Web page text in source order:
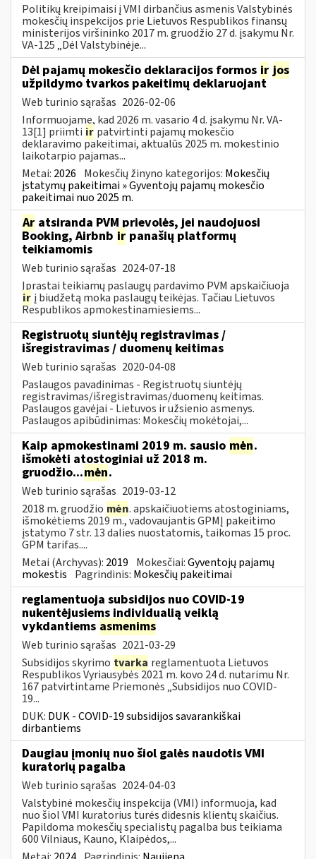
Politikų kreipimaisi į VMI dirbančius asmenis Valstybinės
mokesčių inspekcijos prie Lietuvos Respublikos finansų
ministerijos viršininko 2017 m. gruodžio 27 d. įsakymu Nr.
VA-125 „Dėl Valstybinėje...
Dėl pajamų mokesčio deklaracijos formos ir jos
užpildymo tvarkos pakeitimų deklaruojant
Web turinio sąrašas 2026-02-06
Informuojame, kad 2026 m. vasario 4 d. įsakymu Nr. VA-
13[1] priimti ir patvirtinti pajamų mokesčio
deklaravimo pakeitimai, aktualūs 2025 m. mokestinio
laikotarpio pajamas...
Metai: 2026 Mokesčių žinyno kategorijos: Mokesčių
įstatymų pakeitimai » Gyventojų pajamų mokesčio
pakeitimai nuo 2025 m.
Ar atsiranda PVM prievolės, jei naudojuosi
Booking, Airbnb ir panašių platformų
teikiamomis
Web turinio sąrašas 2024-07-18
Įprastai teikiamų paslaugų pardavimo PVM apskaičiuoja
ir į biudžetą moka paslaugų teikėjas. Tačiau Lietuvos
Respublikos apmokestinamiesiems...
Registruotų siuntėjų registravimas /
išregistravimas / duomenų keitimas
Web turinio sąrašas 2020-04-08
Paslaugos pavadinimas - Registruotų siuntėjų
registravimas/išregistravimas/duomenų keitimas.
Paslaugos gavėjai - Lietuvos ir užsienio asmenys.
Paslaugos apibūdinimas: Mokesčių mokėtojai,...
Kaip apmokestinami 2019 m. sausio mėn.
išmokėti atostoginiai už 2018 m.
gruodžio...mėn.
Web turinio sąrašas 2019-03-12
2018 m. gruodžio mėn. apskaičiuotiems atostoginiams,
išmokėtiems 2019 m., vadovaujantis GPMĮ pakeitimo
įstatymo 7 str. 13 dalies nuostatomis, taikomas 15 proc.
GPM tarifas....
Metai (Archyvas): 2019 Mokesčiai:Gyventojų pajamų
mokestis Pagrindinis: Mokesčių pakeitimai
reglamentuoja subsidijos nuo COVID-19
nukentėjusiems individualią veiklą
vykdantiems asmenims
Web turinio sąrašas 2021-03-29
Subsidijos skyrimo tvarka reglamentuota Lietuvos
Respublikos Vyriausybės 2021 m. kovo 24 d. nutarimu Nr.
167 patvirtintame Priemonės „Subsidijos nuo COVID-
19...
DUK: DUK - COVID-19 subsidijos savarankiškai
dirbantiems
Daugiau įmonių nuo šiol galės naudotis VMI
kuratorių pagalba
Web turinio sąrašas 2024-04-03
Valstybinė mokesčių inspekcija (VMI) informuoja, kad
nuo šiol VMI kuratorius turės didesnis klientų skaičius.
Papildoma mokesčių specialistų pagalba bus teikiama
600 Vilniaus, Kauno, Klaipėdos,...